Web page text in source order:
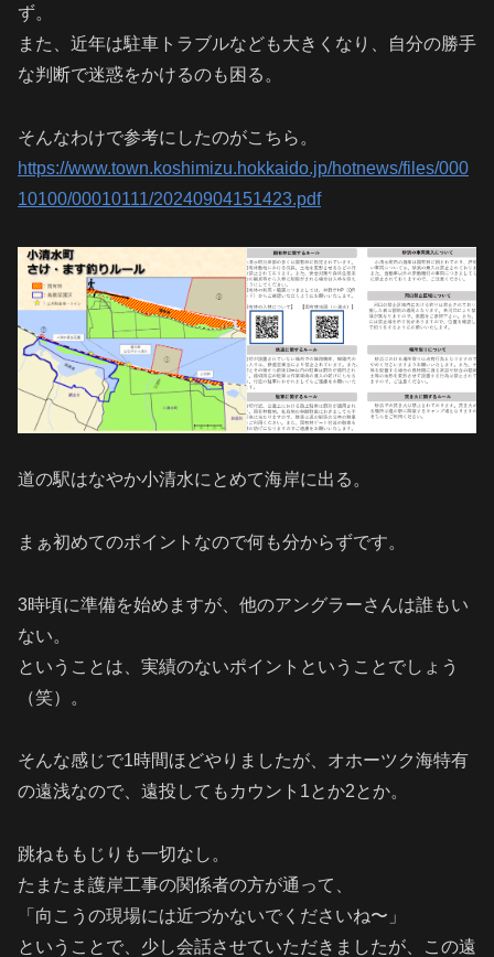
ず。
また、近年は駐車トラブルなども大きくなり、自分の勝手
な判断で迷惑をかけるのも困る。
そんなわけで参考にしたのがこちら。
https://www.town.koshimizu.hokkaido.jp/hotnews/files/000
10100/00010111/20240904151423.pdf
道の駅はなやか小清水にとめて海岸に出る。
まぁ初めてのポイントなので何も分からずです。
3時頃に準備を始めますが、他のアングラーさんは誰もい
ない。
ということは、実績のないポイントということでしょう
（笑）。
そんな感じで1時間ほどやりましたが、オホーツク海特有
の遠浅なので、遠投してもカウント1とか2とか。
跳ねももじりも一切なし。
たまたま護岸工事の関係者の方が通って、
「向こうの現場には近づかないでくださいね〜」
ということで、少し会話させていただきましたが、この遠